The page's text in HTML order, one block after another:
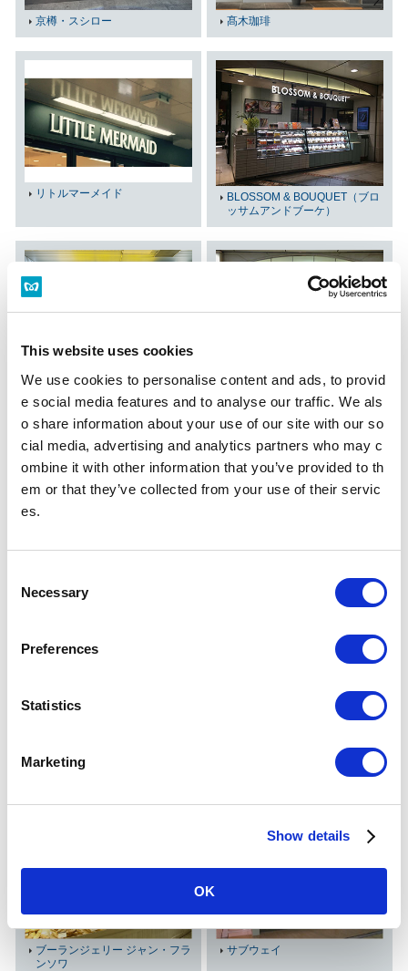
This website uses cookies
We use cookies to personalise content and ads, to provid
e social media features and to analyse our traffic. We als
o share information about your use of our site with our so
cial media, advertising and analytics partners who may c
ombine it with other information that you’ve provided to th
em or that they’ve collected from your use of their servic
es.
Necessary
Preferences
Statistics
Marketing
Show details
OK
京樽・スシロー 髙木珈琲
リトルマーメイド
BLOSSOM & BOUQUET（ブロ
ッサムアンドブーケ）
セガフレード・ザネッティ・エ
スプレッソ
MR.waffle（ミスターワッフ
ル）
DEAN & DELUCA（ディーン
CAFE KALDINO+wine カフェカ
ブーランジェリー ジャン・フラ
ンソワ
サブウェイ